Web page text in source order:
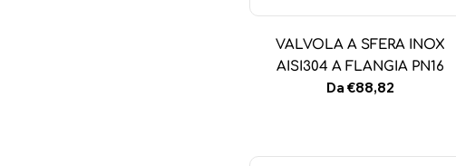
VALVOLA A SFERA INOX
AISI304 A FLANGIA PN16
Prezzo
Da €88,82